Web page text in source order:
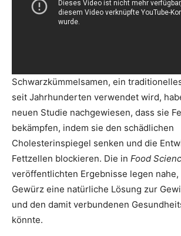
Schwarzkümmelsamen, ein
seit Jahrhunderten verwendet wird,
neuen Studie nachgewiesen, dass sie
bekämpfen, indem sie den schädlichen
Cholesterinspiegel senken und die
Fettzellen blockieren. Die in Food
veröffentlichten Ergebnisse legen nahe,
Gewürz eine natürliche Lösung zur
und den damit verbundenen
könnte.